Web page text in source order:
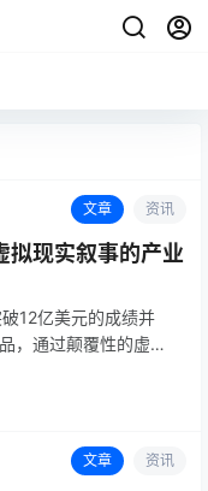
文章 资讯
拟现实叙事的产业
12亿美元的成绩并
，通过颠覆性的虚拟
视工业体系的一次系
文章 资讯